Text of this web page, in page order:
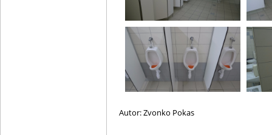
Autor: Zvonko Pokas